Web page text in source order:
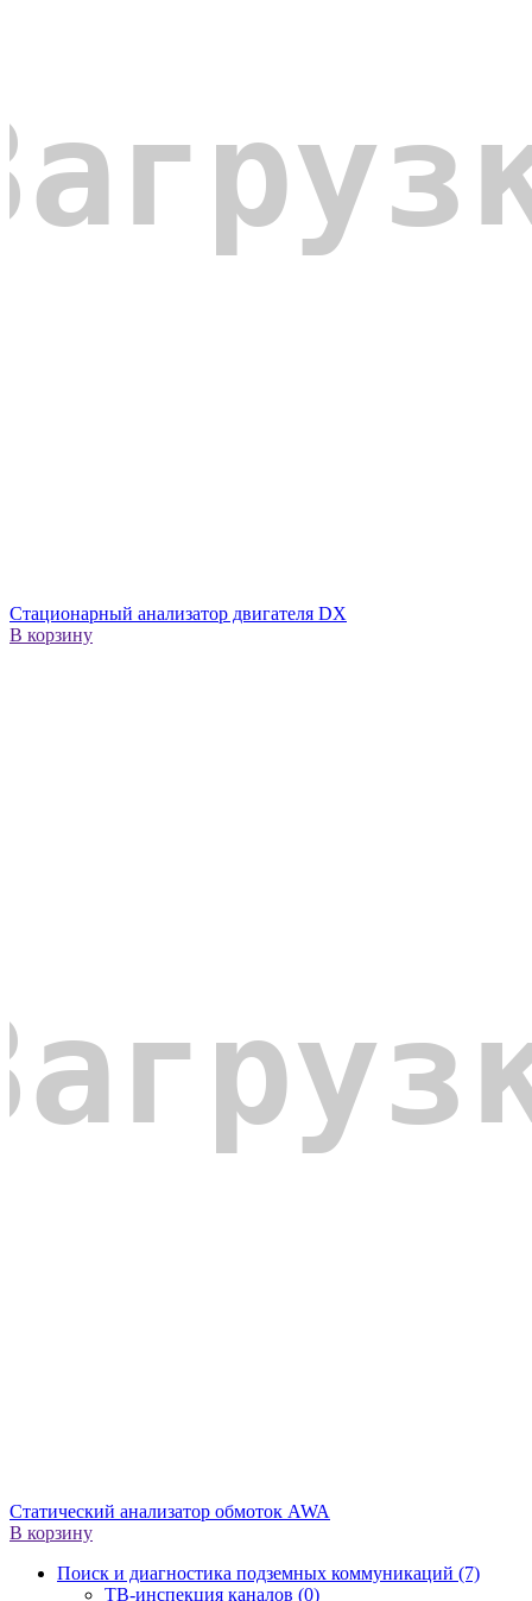
Стационарный анализатор двигателя DX
В корзину
Статический анализатор обмоток AWA
В корзину
Поиск и диагностика подземных коммуникаций (7)
ТВ-инспекция каналов (0)